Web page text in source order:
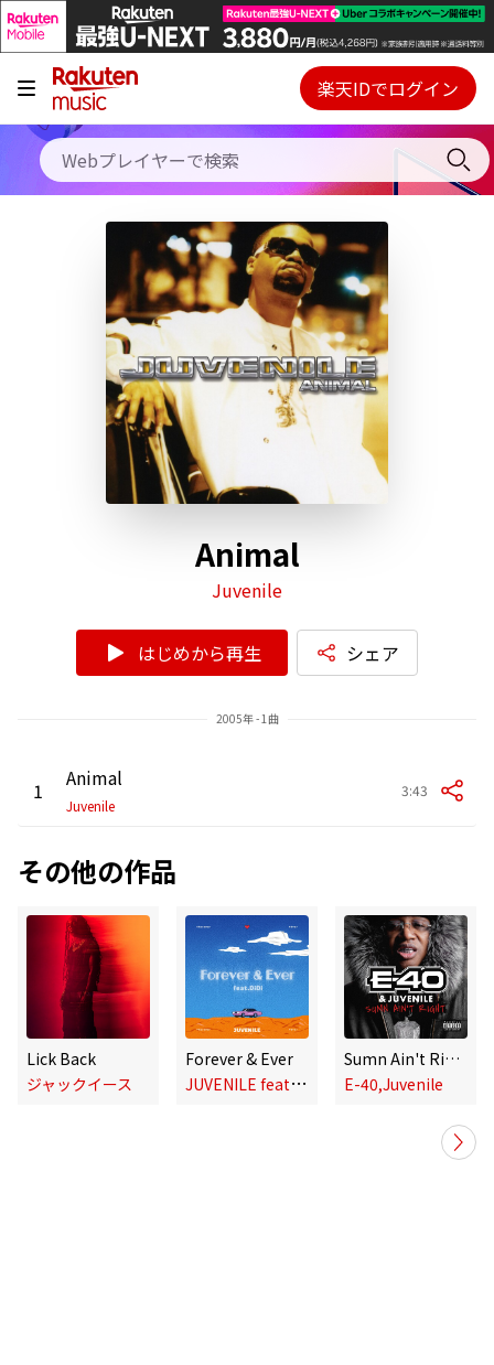
キャンペーン
料金プラン
使い方
初回30日間無料お試し
Webプレイヤー
ご契約内容の確認・変更
楽天IDでログイン
Animal
Juvenile
はじめから再生 シェア
2005年 - 1曲
1 Animal
Juvenile
3:43
その他の作品
Lick Back
ジャックイース
Forever & Ever
J
UVENILE featuring DiDi
Sumn Ain't Right
E-40,Juvenile